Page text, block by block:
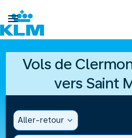

Vols de
vers Saint
Aller-retour expand_more